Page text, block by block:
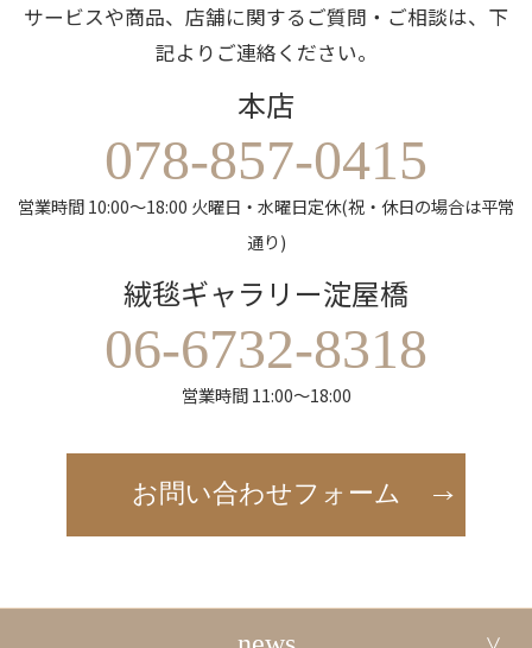
サービスや商品、店舗に関するご質問・ご相談は、下
記よりご連絡ください。
本店
078-857-0415
営業時間 10:00～18:00 火曜日・水曜日定休(祝・休日の場合は平常
通り)
絨毯ギャラリー淀屋橋
06-6732-8318
営業時間 11:00～18:00
お問い合わせフォーム